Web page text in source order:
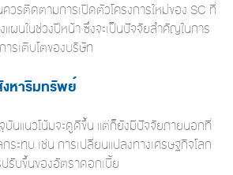
วรติดตามการเปิดตัวโครงการใหม่ของ SC ที่
แผนในช่วงปีหน้า ซึ่งจะเป็นปัจจัยสำคัญในการ
รเติบโตของบริษัท
หาริมทรัพย์
บันแนวโน้มจะดูดีขึ้น แต่ก็ยังมีปัจจัยภายนอกที่
ระทบ เช่น การเปลี่ยนแปลงทางเศรษฐกิจโลก
รับขึ้นของอัตราดอกเบี้ย